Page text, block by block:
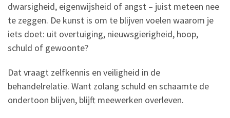
dwarsigheid, eigenwijsheid of angst – juist meteen nee
te zeggen. De kunst is om te blijven voelen waarom je
iets doet: uit overtuiging, nieuwsgierigheid, hoop,
schuld of gewoonte?
Dat vraagt zelfkennis en veiligheid in de
behandelrelatie. Want zolang schuld en schaamte de
ondertoon blijven, blijft meewerken overleven.